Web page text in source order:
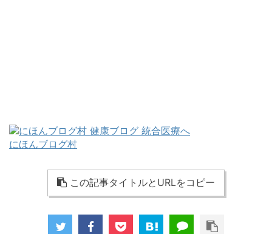
にほんブログ村
この記事タイトルとURLをコピー